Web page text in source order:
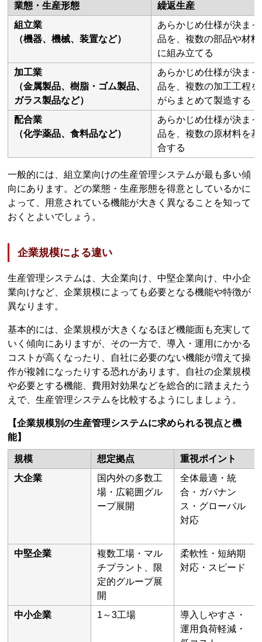
業態・生産形態
繰返生産
組立業
（機器、機械、装置など）
あらかじめ仕様が決ま
品を、複数の部品や材
に組み立てる
加工業
（金属製品、樹脂・ゴム製品、
ガラス製品など）
あらかじめ仕様が決ま
品を、複数の加工工程
がらまとめて製造する
配合業
（化学薬品、食料品など）
あらかじめ仕様が決ま
品を、複数の原材料を
合する
一般的には、組立業向けの生産管理システムが最も多い傾
向にあります。どの業態・生産形態を得意としているかに
よって、用意されている機能が大きく異なることを知って
おくとよいでしょう。
企業規模による違い
生産管理システムは、大企業向け、中堅企業向け、中小企
業向けなど、企業規模によっても必要となる機能や特徴が
異なります。
基本的には、企業規模が大きくなるほど機能面も充実して
いく傾向にありますが、その一方で、導入・運用にかかる
コストが高くなったり、自社に必要のない機能が増えて操
作が複雑になったりする恐れがあります。自社の企業規模
や必要とする機能、費用対効果などを総合的に踏まえたう
えで、生産管理システムを比較するようにしましょう。
【企業規模別の生産管理システムに求められる視点と機
能】
規模 想定拠点
重視ポイント
大企業
国内外の多数工
場・広範囲グル
ープ展開
全体最適・統
合・ガバナン
ス・グローバル
対応
中堅企業
複数工場・マル
チプラント、限
定的グループ展
開
柔軟性・短納期
対応・スピード
中小企業 1～3工場
導入しやすさ・
運用負荷軽減・